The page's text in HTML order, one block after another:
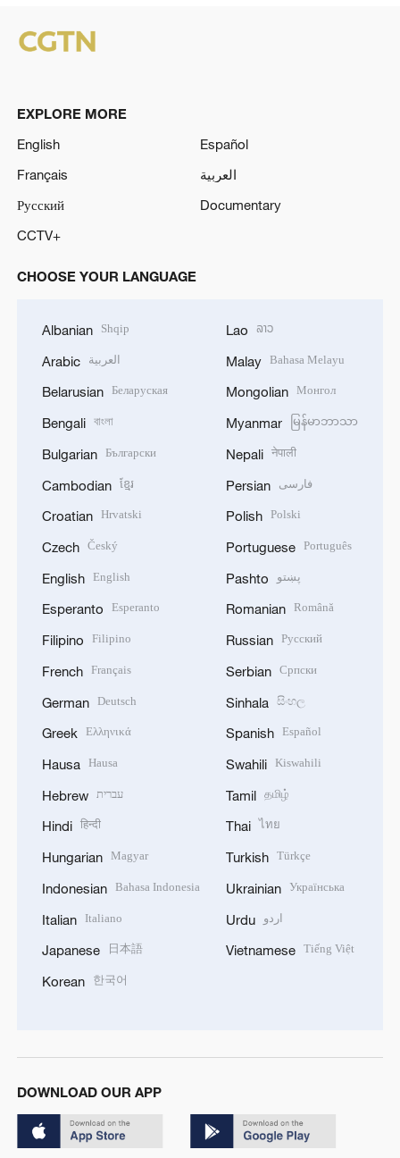
EXPLORE MORE
English
Español
Français
العربية
Русский
Documentary
CCTV+
CHOOSE YOUR LANGUAGE
Albanian Shqip
Arabic العربية
Belarusian Беларуская
Bengali বাংলা
Bulgarian Български
Cambodian ខ្មែរ
Croatian Hrvatski
Czech Český
English English
Esperanto Esperanto
Filipino Filipino
French Français
German Deutsch
Greek Ελληνικά
Hausa Hausa
Hebrew עברית
Hindi हिन्दी
Hungarian Magyar
Indonesian Bahasa Indonesia
Italian Italiano
Japanese 日本語
Korean 한국어
Lao ລາວ
Malay Bahasa Melayu
Mongolian Монгол
Myanmar မြန်မာဘာသာ
Nepali नेपाली
Persian فارسی
Polish Polski
Portuguese Português
Pashto پښتو
Romanian Română
Russian Русский
Serbian Српски
Sinhala සිංහල
Spanish Español
Swahili Kiswahili
Tamil தமிழ்
Thai ไทย
Turkish Türkçe
Ukrainian Українська
Urdu اردو
Vietnamese Tiếng Việt
DOWNLOAD OUR APP